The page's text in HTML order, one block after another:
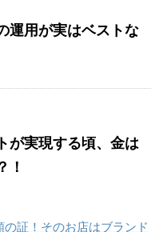
運用が実はベストな
が実現する頃、金は
！
証！そのお店はブランド